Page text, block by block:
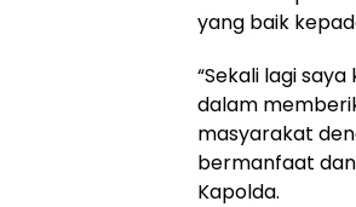
yang baik
“Sekali lagi
dalam
masyarakat
bermanfaat
Kapolda.